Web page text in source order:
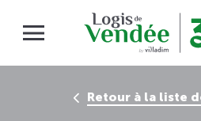
Retour à la liste